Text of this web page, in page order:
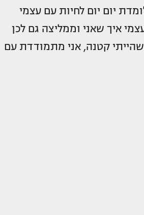
יום יום לחיות עם עצמי
איך שאני וממליצה גם לכן
קטנה, אני מתמודדת עם